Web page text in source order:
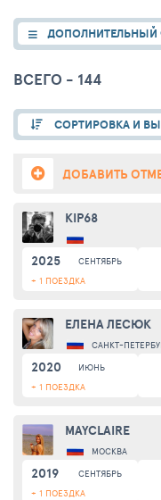
ДОПОЛНИТЕЛЬНЫЙ
ВСЕГО - 144
СОРТИРОВКА И
ДОБАВИТЬ
KIP68
2025
СЕНТЯБРЬ
+ 1 ПОЕЗДКА
ЕЛЕНА ЛЕСЮК
САНКТ-
2020
ИЮНЬ
+ 1 ПОЕЗДКА
MAYCLAIRE
МОСКВА
2019
СЕНТЯБРЬ
+ 1 ПОЕЗДКА